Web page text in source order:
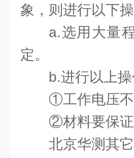
象，则进行以下操
a.选用大量
定。
b.进行以上
①工作电压不
②材料要保
北京华测其